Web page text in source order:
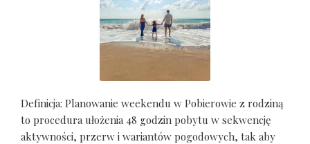
Definicja: Planowanie weekendu w Pobierowie z rodziną
to procedura ułożenia 48 godzin pobytu w sekwencję
aktywności, przerw i wariantów pogodowych, tak aby